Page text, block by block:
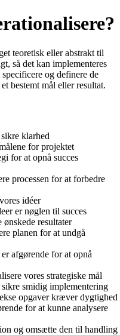
teoretisk eller abstrakt til
så det kan implementeres
og definere de
bestemt mål eller resultat.
klarhed
for projektet
for at opnå succes
processen for at forbedre
idéer
er nøglen til succes
ønskede resultater
planen for at undgå
afgørende for at opnå
vores strategiske mål
smidig implementering
opgaver kræver dygtighed
for at kunne analysere
og omsætte den til handling